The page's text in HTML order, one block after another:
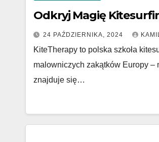
Odkryj Magię
24 PAŹDZIERNIKA, 2024
KiteTherapy to polska szkoła
malowniczych zakątków Europy –
znajduje się…